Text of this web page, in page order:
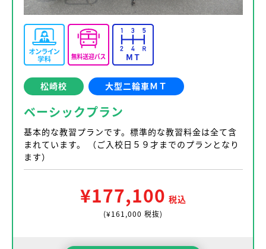
松崎校 大型二輪車ＭＴ
ベーシックプラン
基本的な教習プランです。標準的な教習料金は全て含
まれています。 （ご入校日５９才までのプランとなり
ます）
¥177,100 税込
(¥161,000 税抜)